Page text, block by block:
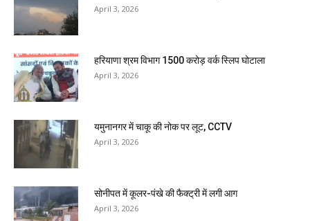
April 3, 2026
हरियाणा श्रम विभाग 1500 करोड़ वर्क स्लिप घोटाला
April 3, 2026
यमुनानगर में चाकू की नोक पर लूट, CCTV
April 3, 2026
सोनीपत में कूलर-पंखे की फैक्ट्री में लगी आग
April 3, 2026